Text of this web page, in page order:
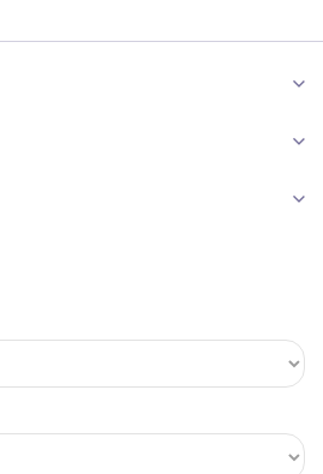
ARTIS